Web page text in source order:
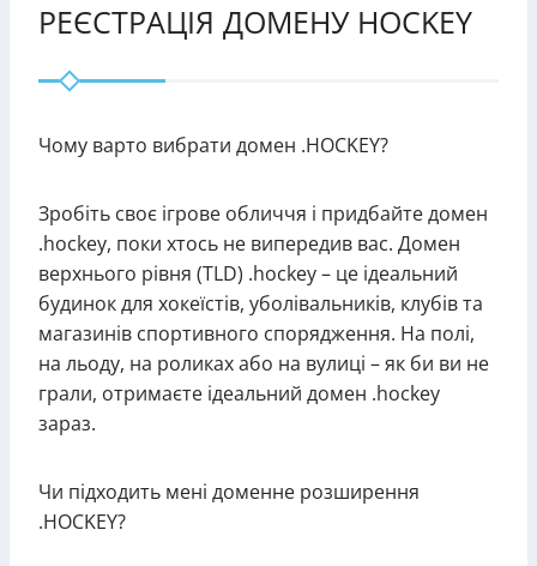
РЕЄСТРАЦІЯ ДОМЕНУ HOCKEY
Чому варто вибрати домен .HOCKEY?
Зробіть своє ігрове обличчя і придбайте домен
.hockey, поки хтось не випередив вас. Домен
верхнього рівня (TLD) .hockey – це ідеальний
будинок для хокеїстів, уболівальників, клубів та
магазинів спортивного спорядження. На полі,
на льоду, на роликах або на вулиці – як би ви не
грали, отримаєте ідеальний домен .hockey
зараз.
Чи підходить мені доменне розширення
.HOCKEY?